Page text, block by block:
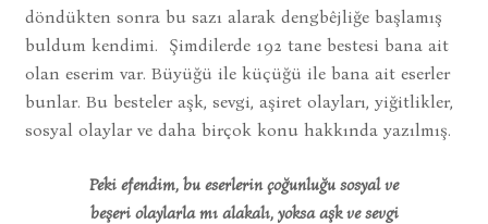
döndükten sonra bu sazı alarak dengbêjliğe başlamış
buldum kendimi. Şimdilerde 192 tane bestesi bana ait
olan eserim var. Büyüğü ile küçüğü ile bana ait eserler
bunlar. Bu besteler aşk, sevgi, aşiret olayları, yiğitlikler,
sosyal olaylar ve daha birçok konu hakkında yazılmış.
Peki efendim, bu eserlerin çoğunluğu sosyal ve
beşeri olaylarla mı alakalı, yoksa aşk ve sevgi